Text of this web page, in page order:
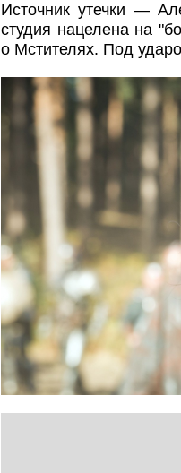
Источник утечки —
студия нацелена на
о Мстителях. Под